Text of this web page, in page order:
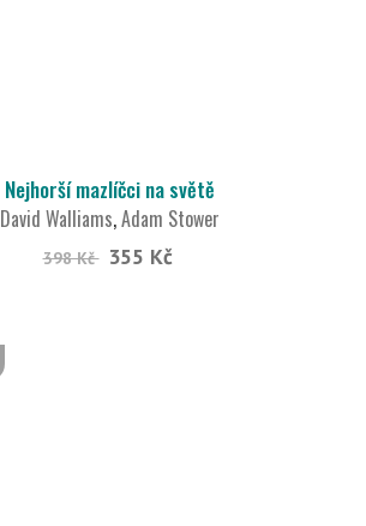
Nejhorší mazlíčci na světě
David Walliams,Adam Stower
398 Kč 355 Kč